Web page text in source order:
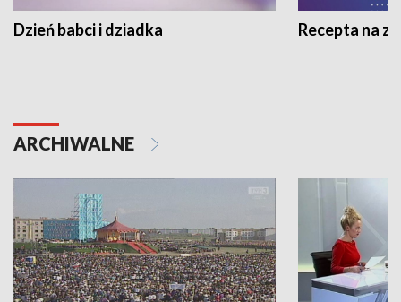
Dzień babci i dziadka Recepta na
ARCHIWALNE